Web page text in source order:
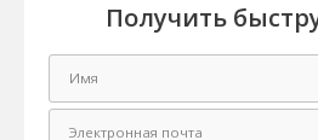
Получить